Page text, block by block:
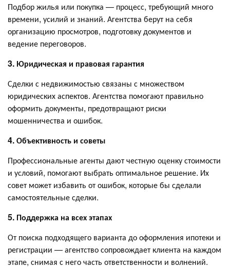
Подбор жилья или покупка — процесс, требующий много
времени, усилий и знаний. Агентства берут на себя
организацию просмотров, подготовку документов и
ведение переговоров.
3. Юридическая и правовая гарантия
Сделки с недвижимостью связаны с множеством
юридических аспектов. Агентства помогают правильно
оформить документы, предотвращают риски
мошенничества и ошибок.
4. Объективность и советы
Профессиональные агенты дают честную оценку стоимости
и условий, помогают выбрать оптимальное решение. Их
совет может избавить от ошибок, которые бы сделали
самостоятельные сделки.
5. Поддержка на всех этапах
От поиска подходящего варианта до оформления ипотеки и
регистрации — агентство сопровождает клиента на каждом
этапе, снимая с него часть ответственности и волнений.